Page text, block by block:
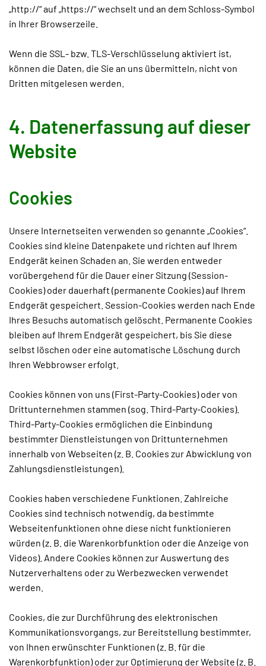
„http://“ auf „https://“ wechselt und an dem Schloss-Symbol
in Ihrer Browserzeile.
Wenn die SSL- bzw. TLS-Verschlüsselung aktiviert ist,
können die Daten, die Sie an uns übermitteln, nicht von
Dritten mitgelesen werden.
4. Datenerfassung auf dieser
Website
Cookies
Unsere Internetseiten verwenden so genannte „Cookies“.
Cookies sind kleine Datenpakete und richten auf Ihrem
Endgerät keinen Schaden an. Sie werden entweder
vorübergehend für die Dauer einer Sitzung (Session-
Cookies) oder dauerhaft (permanente Cookies) auf Ihrem
Endgerät gespeichert. Session-Cookies werden nach Ende
Ihres Besuchs automatisch gelöscht. Permanente Cookies
bleiben auf Ihrem Endgerät gespeichert, bis Sie diese
selbst löschen oder eine automatische Löschung durch
Ihren Webbrowser erfolgt.
Cookies können von uns (First-Party-Cookies) oder von
Drittunternehmen stammen (sog. Third-Party-Cookies).
Third-Party-Cookies ermöglichen die Einbindung
bestimmter Dienstleistungen von Drittunternehmen
innerhalb von Webseiten (z. B. Cookies zur Abwicklung von
Zahlungsdienstleistungen).
Cookies haben verschiedene Funktionen. Zahlreiche
Cookies sind technisch notwendig, da bestimmte
Webseitenfunktionen ohne diese nicht funktionieren
würden (z. B. die Warenkorbfunktion oder die Anzeige von
Videos). Andere Cookies können zur Auswertung des
Nutzerverhaltens oder zu Werbezwecken verwendet
werden.
Cookies, die zur Durchführung des elektronischen
Kommunikationsvorgangs, zur Bereitstellung bestimmter,
von Ihnen erwünschter Funktionen (z. B. für die
Warenkorbfunktion) oder zur Optimierung der Website (z. B.